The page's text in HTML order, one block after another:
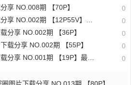
享 NO.008期 【70P】 0
期 【12P55V】最新至：2024.12.19 0
分享 NO.002期 【36P】 0
载分享 NO.002期 【55P】 0
期 【19P】最新至：2025.1.6 0